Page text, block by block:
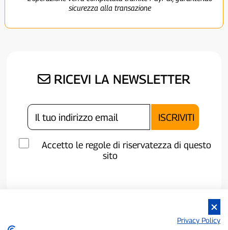
sicurezza alla transazione
RICEVI LA NEWSLETTER
Accetto le regole di riservatezza di questo
sito
Privacy Policy